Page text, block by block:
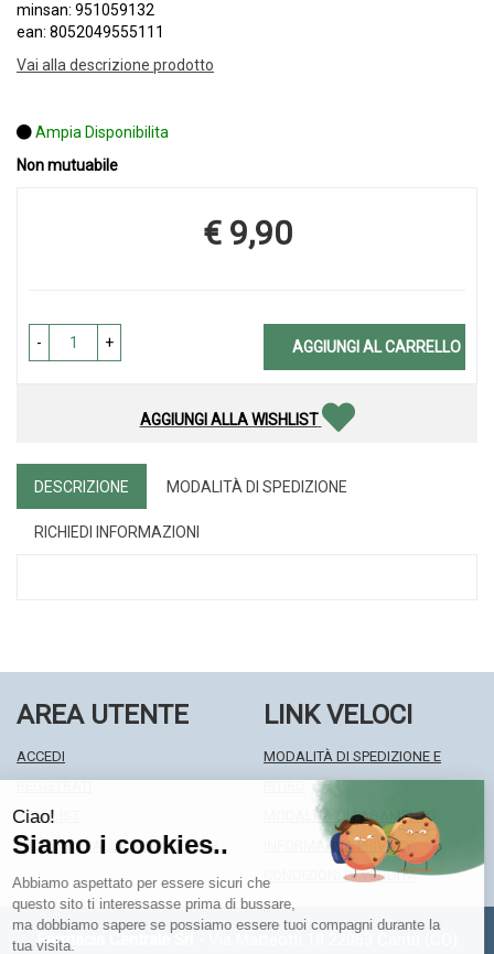
minsan: 951059132
ean: 8052049555111
Vai alla descrizione prodotto
Ampia Disponibilita
Non mutuabile
Prezzo
€ 9,90
- + AGGIUNGI AL CARRELLO
AGGIUNGI ALLA WISHLIST
DESCRIZIONE MODALITÀ DI SPEDIZIONE
RICHIEDI INFORMAZIONI
AREA UTENTE
ACCEDI
WISHLIST
ISCRIZIONE ALLA NEWSLETTER
LINK VELOCI
MODALITÀ DI SPEDIZIONE E
MODALITÀ DI PAGAMENTO
INFORMATIVA PRIVACY
CONDIZIONI DI VENDITA
Farmacia Centrale Srl